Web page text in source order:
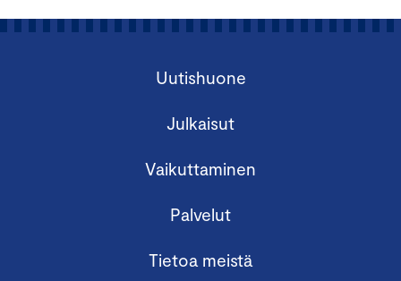
Uutishuone
Julkaisut
Vaikuttaminen
Palvelut
Tietoa meistä